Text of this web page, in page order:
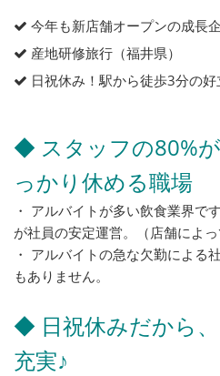
今年も新店舗オープンの成長
産地研修旅行（福井県）
日祝休み！駅から徒歩3分の
◆ スタッフの80%
っかり休める職場
・ アルバイトが多い飲食業界で
が社員の安定運営。（店舗によ
・ アルバイトの急な欠勤による
もありません。
◆ 日祝休みだから
充実♪